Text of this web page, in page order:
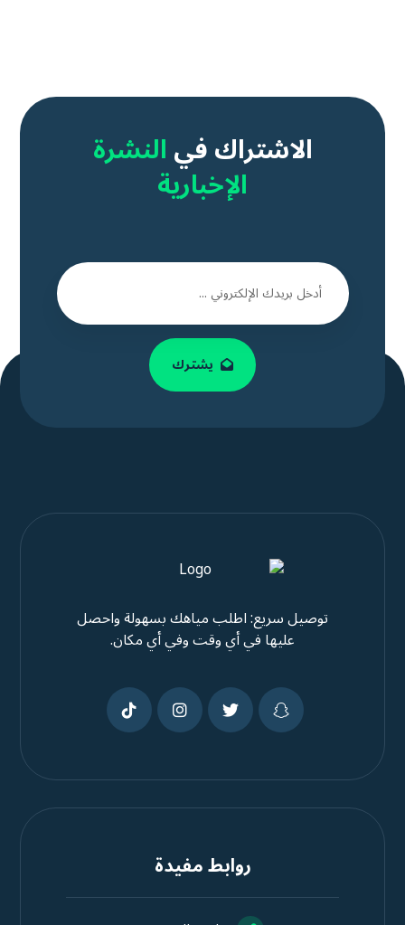
الاشتراك فيالنشرة
الإخبارية
يشترك
توصيل سريع: اطلب مياهك بسهولة واحصل
عليها في أي وقت وفي أي مكان.
روابط مفيدة